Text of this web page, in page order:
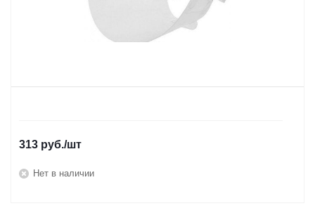
313 руб./шт
Нет в наличии